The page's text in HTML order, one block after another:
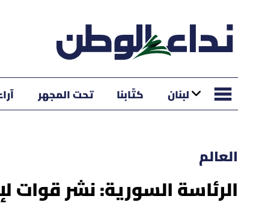
لبنان كتّابنا تحت المجهر
العالم
الرئاسة السورية: نشر قوات